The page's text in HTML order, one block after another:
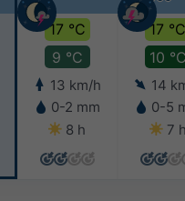
17 °C
9 °C
13 km/h
0-2 mm
8 h
17 °C
10 °C
14
0-5
7 h